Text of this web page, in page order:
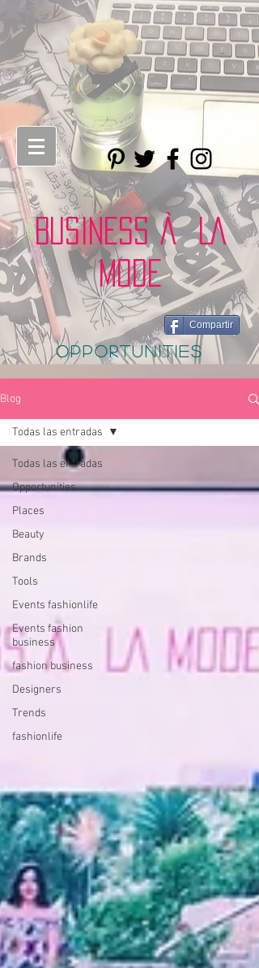
BUSINESS À LA
MODE
Compartir
opportunities
Blog
Todas las entradas
Opportunities
Places
Beauty
Brands
Tools
Events fashionlife
Events fashion
business
fashion business
Designers
Trends
fashionlife
Todas las entradas